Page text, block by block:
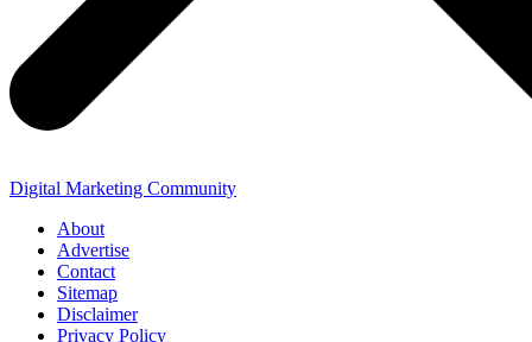
Digital Marketing Community
About
Advertise
Contact
Sitemap
Disclaimer
Privacy Policy